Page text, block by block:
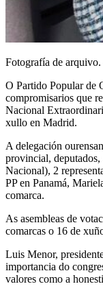
Fotografía de
O Partido Popular de
compromisarios que
Nacional
xullo en Madrid.
A delegación
provincial,
Nacional), 2
PP en Panamá,
comarca.
As asembleas de
comarcas o 16 de
Luis Menor,
importancia do
valores como a